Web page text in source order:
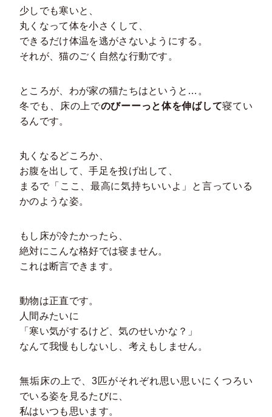
少しでも寒いと、
丸くなって体を小さくして、
できるだけ体温を逃がさないようにする。
それが、猫のごく自然な行動です。
ところが、わが家の猫たちはというと…。
冬でも、床の上でのびーーっと体を伸ばして寝てい
るんです。
丸くなるどころか、
お腹を出して、手足を投げ出して、
まるで「ここ、最高に気持ちいいよ」と言っている
かのような姿。
もし床が冷たかったら、
絶対にこんな格好では寝ません。
これは断言できます。
動物は正直です。
人間みたいに
「寒い気がするけど、気のせいかな？」
なんて我慢もしないし、考えもしません。
無垢床の上で、3匹がそれぞれ思い思いにくつろい
でいる姿を見るたびに、
私はいつも思います。